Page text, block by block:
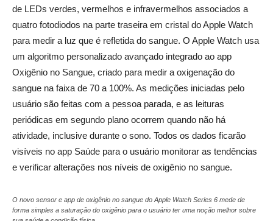
de LEDs verdes, vermelhos e infravermelhos associados a
quatro fotodiodos na parte traseira em cristal do Apple Watch
para medir a luz que é refletida do sangue. O Apple Watch usa
um algoritmo personalizado avançado integrado ao app
Oxigênio no Sangue, criado para medir a oxigenação do
sangue na faixa de 70 a 100%. As medições iniciadas pelo
usuário são feitas com a pessoa parada, e as leituras
periódicas em segundo plano ocorrem quando não há
atividade, inclusive durante o sono. Todos os dados ficarão
visíveis no app Saúde para o usuário monitorar as tendências
e verificar alterações nos níveis de oxigênio no sangue.
O novo sensor e app de oxigênio no sangue do Apple Watch Series 6 mede de
forma simples a saturação do oxigênio para o usuário ter uma noção melhor sobre